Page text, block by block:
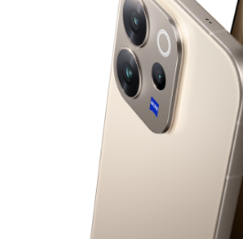
Казахстан |